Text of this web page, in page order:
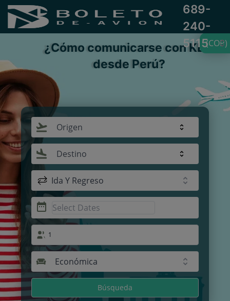
689-
240-
5115
¿Cómo comunicarse con KLM
desde Perú?
(COP)
Origen
Destino
Ida Y Regreso
1
Económica
Búsqueda